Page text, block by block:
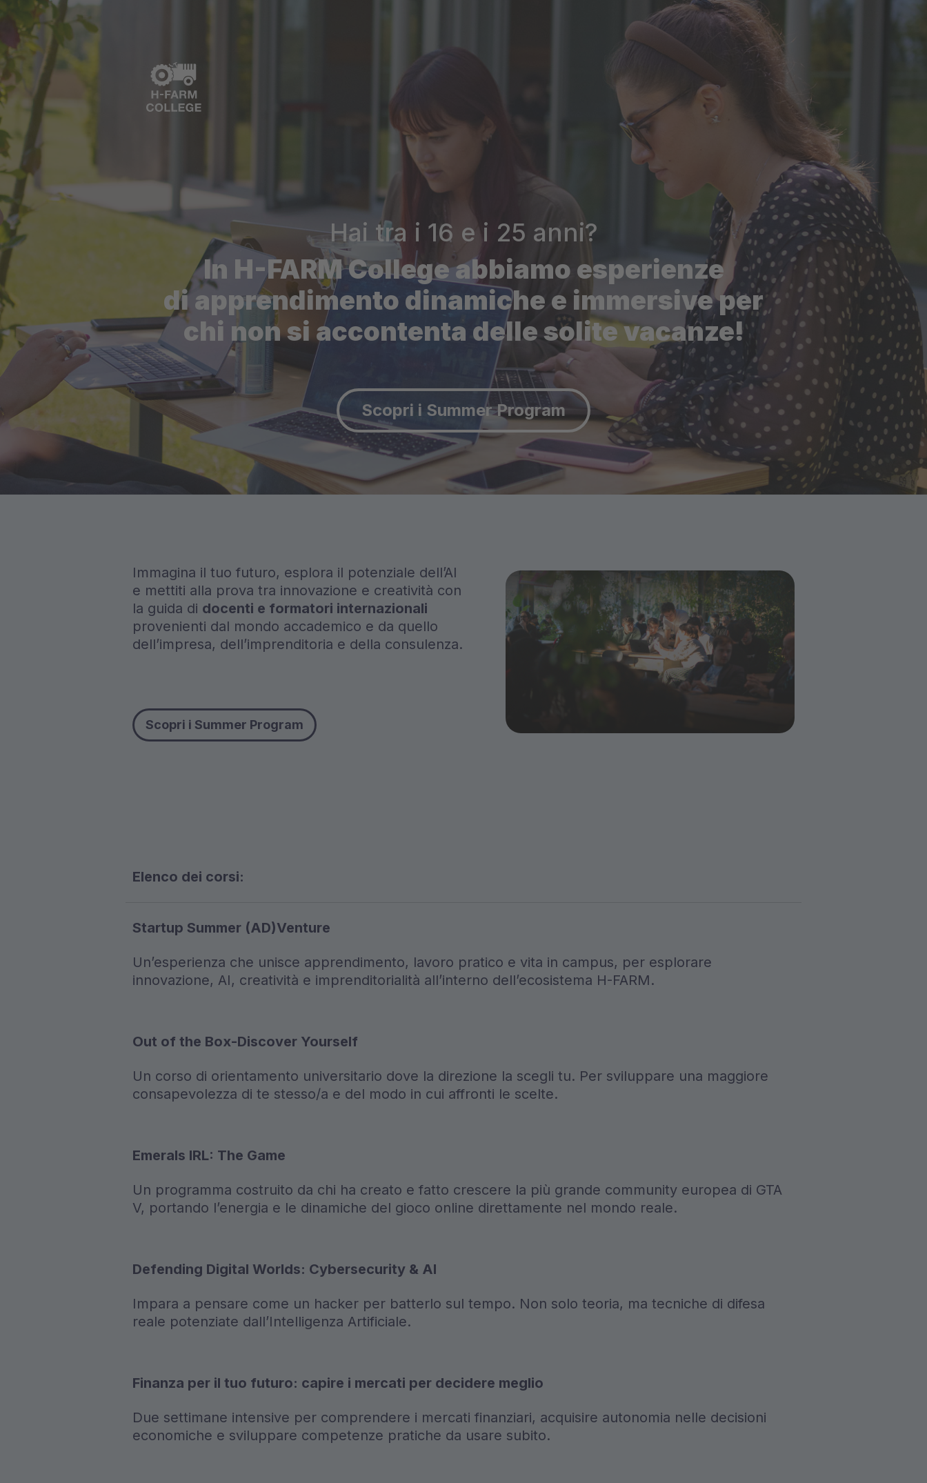
Hai tra i 16 e i 25 anni?
In H-FARM College abbiamo esperienze
di apprendimento dinamiche e immersive per
chi non si accontenta delle solite vacanze!
Scopri i Summer Program
Immagina il tuo futuro, esplora il potenziale dell’AI
e mettiti alla prova tra innovazione e creatività con
la guida di docenti e formatori internazionali
provenienti dal mondo accademico e da quello
dell’impresa, dell’imprenditoria e della consulenza.
Scopri i Summer Program
Elenco dei corsi:
Startup Summer (AD)Venture
Un’esperienza che unisce apprendimento, lavoro pratico e vita in campus, per esplorare
innovazione, AI, creatività e imprenditorialità all’interno dell’ecosistema H-FARM.
Out of the Box-Discover Yourself
Un corso di orientamento universitario dove la direzione la scegli tu. Per sviluppare una maggiore
consapevolezza di te stesso/a e del modo in cui affronti le scelte.
Emerals IRL: The Game
Un programma costruito da chi ha creato e fatto crescere la più grande community europea di GTA
V, portando l’energia e le dinamiche del gioco online direttamente nel mondo reale.
Defending Digital Worlds: Cybersecurity & AI
Impara a pensare come un hacker per batterlo sul tempo. Non solo teoria, ma tecniche di difesa
reale potenziate dall’Intelligenza Artificiale.
Finanza per il tuo futuro: capire i mercati per decidere meglio
Due settimane intensive per comprendere i mercati finanziari, acquisire autonomia nelle decisioni
economiche e sviluppare competenze pratiche da usare subito.